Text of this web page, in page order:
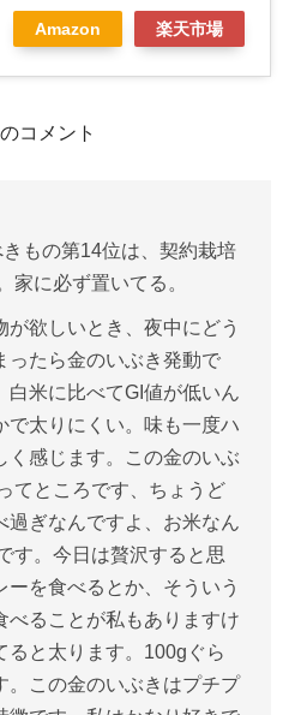
Amazon 楽天市場
コメント
もの第14位は、契約栽培
家に必ず置いてる。
欲しいとき、夜中にどう
ったら金のいぶき発動で
白米に比べてGI値が低いん
で太りにくい。味も一度ハ
く感じます。この金のいぶ
てところです、ちょうど
過ぎなんですよ、お米なん
す。今日は贅沢すると思
ーを食べるとか、そういう
べることが私もありますけ
ると太ります。100gぐら
。この金のいぶきはプチプ